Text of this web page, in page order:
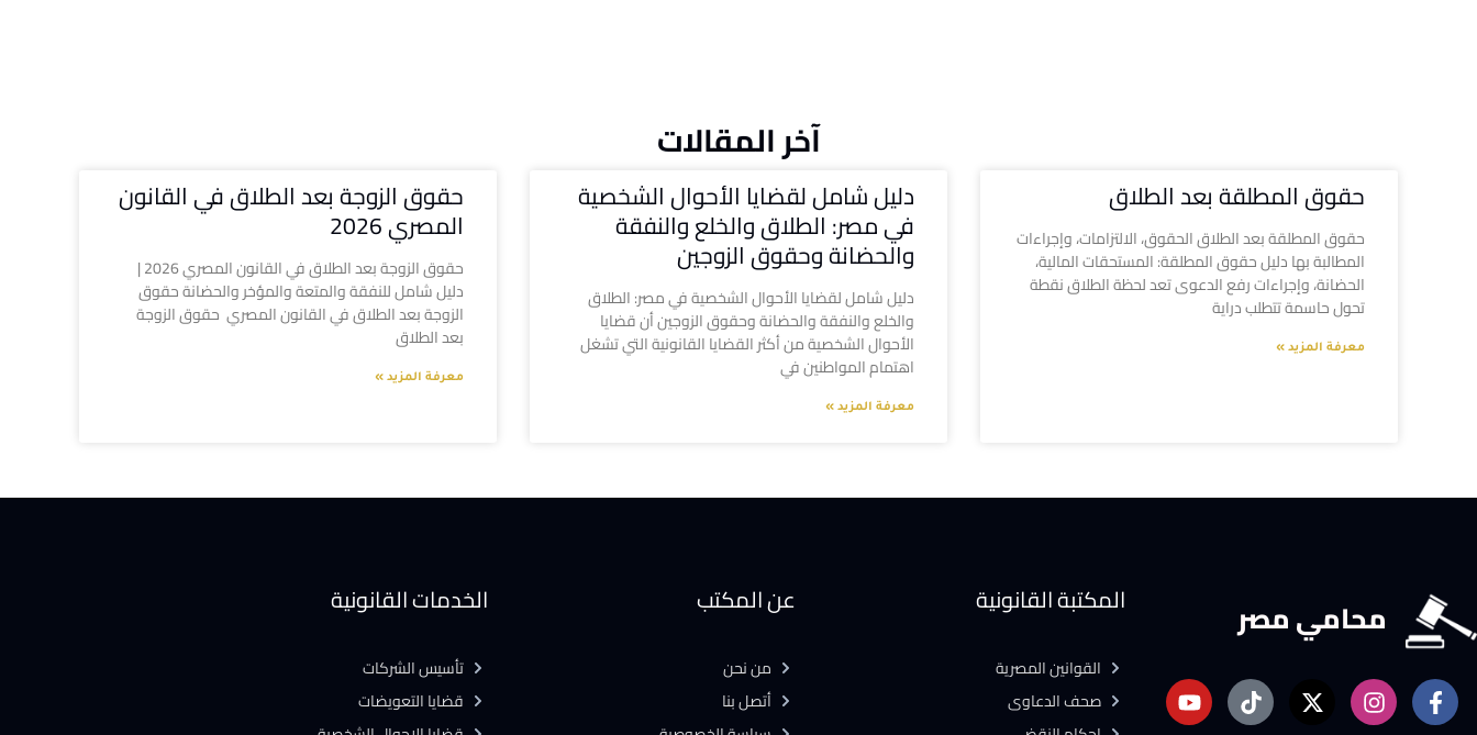
آخر المقالات
حقوق المطلقة بعد الطلاق
حقوق المطلقة بعد الطلاق الحقوق، الالتزامات، وإجراءات
المطالبة بها دليل حقوق المطلقة: المستحقات المالية،
الحضانة، وإجراءات رفع الدعوى تعد لحظة الطلاق نقطة
تحول حاسمة تتطلب دراية
معرفة المزيد »
دليل شامل لقضايا الأحوال الشخصية
في مصر: الطلاق والخلع والنفقة
والحضانة وحقوق الزوجين
دليل شامل لقضايا الأحوال الشخصية في مصر: الطلاق
والخلع والنفقة والحضانة وحقوق الزوجين أن قضايا
الأحوال الشخصية من أكثر القضايا القانونية التي تشغل
اهتمام المواطنين في
معرفة المزيد »
حقوق الزوجة بعد الطلاق في القانون
المصري 2026
حقوق الزوجة بعد الطلاق في القانون المصري 2026 |
دليل شامل للنفقة والمتعة والمؤخر والحضانة حقوق
الزوجة بعد الطلاق في القانون المصري حقوق الزوجة
بعد الطلاق
معرفة المزيد »
محامي مصر المكتبة القانونية
القوانين المصرية
صحف الدعاوى
عن المكتب
من نحن
أتصل بنا
الخدمات القانونية
تأسيس الشركات
قضايا التعويضات